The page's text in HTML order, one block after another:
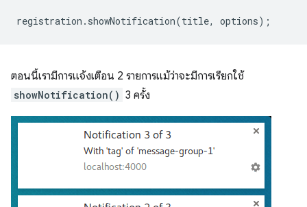
registration . showNotification(title, options);
ตอนนี้เรามีการแจ้งเตือน 2 รายการแม้ว่าจะมีการเรียกใช้
showNotification() 3 ครั้ง